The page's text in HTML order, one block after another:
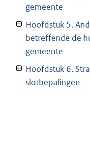
gemeente
Hoofdstuk 5.
betreffende de
gemeente
Hoofdstuk 6.
slotbepalingen